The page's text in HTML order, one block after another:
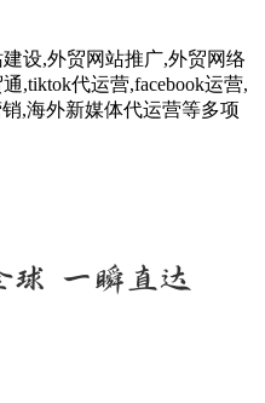
设,外贸网站推广,外贸网络
,tiktok代运营,facebook运营,
,海外新媒体代运营等多项